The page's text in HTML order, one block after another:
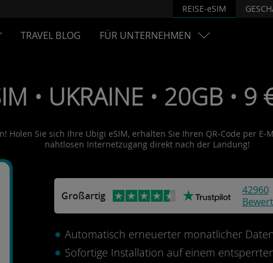
REISE-eSIM
TRAVEL BLOG FÜR UNTERNEHMEN
• UKRAINE • 20GB • 9
Holen Sie sich Ihre Ubigi eSIM, erhalten Sie Ihren QR-Code per
nahtlosen Internetzugang direkt nach der Landung!
Großartig
42960
Automatisch erneuerter monatlicher
Sofortige Installation auf einem